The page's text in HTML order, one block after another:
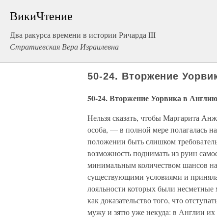
ВикиЧтение
Два ракурса времени в истории Ричарда III
Стратиевская Вера Израилевна
50-24. Вторжение
50-24. Вторжение Уорвика в Англию
Нельзя сказать, чтобы Маргарита
особа, — в полной мере полагалась
положении быть слишком
возможность поднимать из руин
минимальным количеством шансов
существующими условиями и
лояльности которых были
как доказательство того, что
мужу и зятю уже некуда: в Англии их